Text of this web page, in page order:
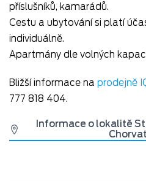
příslušníků, kamarádů.
Cestu a ubytování si platí
individuálně.
Apartmány dle volných
Bližší informace na prodejně
777 818 404.
Informace o lokalitě